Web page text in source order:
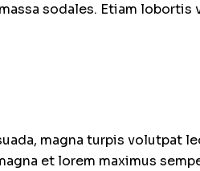
sodales. Etiam lobortis
magna turpis volutpat
et lorem maximus